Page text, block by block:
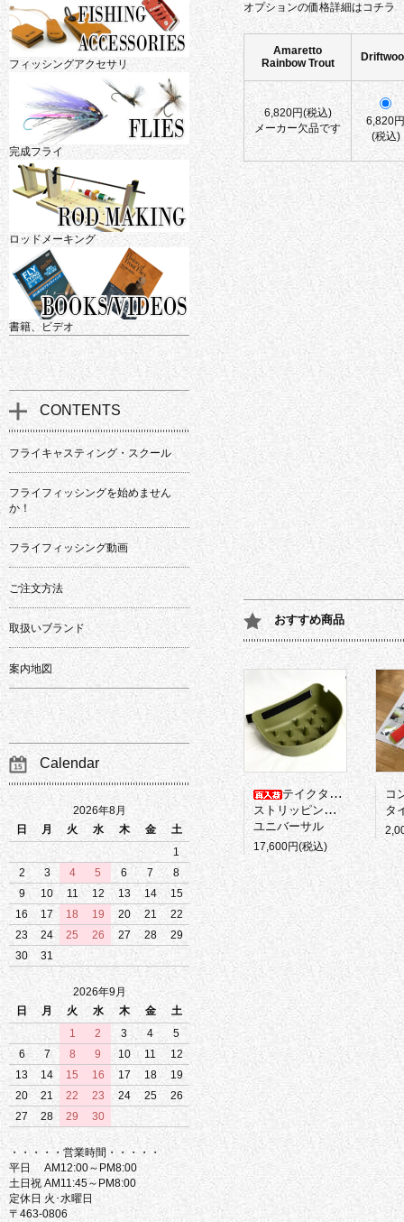
オプションの価格詳細はコチラ
Amaretto
Rainbow Trout
6,820円(税込)
メーカー欠品です
6,820円
(税込)
おすすめ商品
テイクタックル
ストリッピングバスケット
ユニバーサル
17,600円(税込)
コ
タ
フィッシングアクセサリ
完成フライ
ロッドメーキング
書籍、ビデオ
CONTENTS
フライキャスティング・スクール
フライフィッシングを始めません
か！
フライフィッシング動画
ご注文方法
取扱いブランド
案内地図
Calendar
2026年8月
日
月 火 水 木 金
土
1
2
3 4 5 6 7
8
9
10 11 12 13 14
15
16
17 18 19 20 21
22
23
24 25 26 27 28
29
30
31
2026年9月
日
月 火 水 木 金
土
1
2 3 4
5
6
7 8 9 10 11
12
13
14 15 16 17 18
19
20
21 22 23 24 25
26
27
28 29 30
・・・・・営業時間・・・・・
平日 AM12:00～PM8:00
土日祝 AM11:45～PM8:00
定休日 火･水曜日
〒463-0806